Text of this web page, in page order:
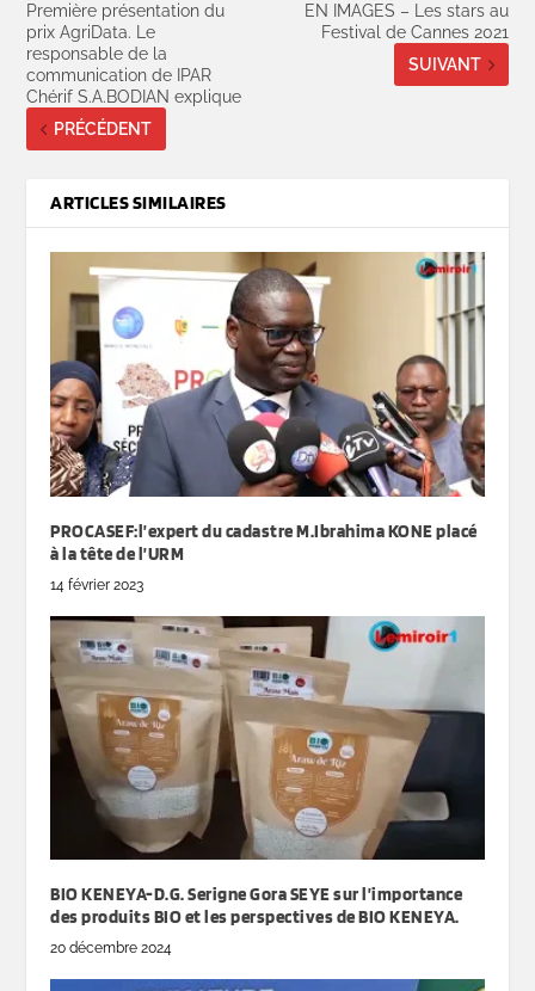
Première présentation du
prix AgriData. Le
responsable de la
communication de IPAR
Chérif S.A.BODIAN explique
PRÉCÉDENT
EN IMAGES – Les stars au
Festival de Cannes 2021
SUIVANT
ARTICLES SIMILAIRES
PROCASEF:l’expert du cadastre M.Ibrahima KONE placé
à la tête de l’URM
14 février 2023
BIO KENEYA-D.G. Serigne Gora SEYE sur l’importance
des produits BIO et les perspectives de BIO KENEYA.
20 décembre 2024